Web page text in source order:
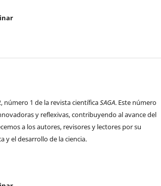
número 1 de la revista científicaSAGA. Este número
y reflexivas, contribuyendo al avance del
a los autores, revisores y lectores por su
y el desarrollo de la ciencia.